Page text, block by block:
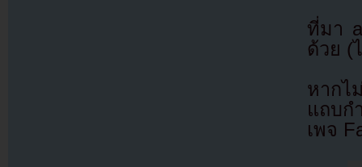
ที่มา
ด้วย (
หากไ
แถบก
เพจ